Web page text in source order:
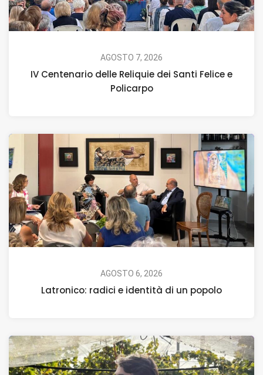
AGOSTO 7, 2026
IV Centenario delle Reliquie dei Santi Felice e
Policarpo
AGOSTO 6, 2026
Latronico: radici e identità di un popolo